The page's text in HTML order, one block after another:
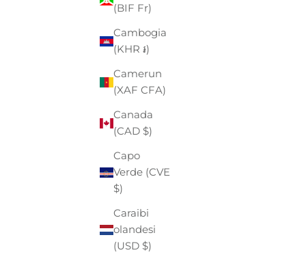
(BIF Fr)
Cambogia
(KHR ៛)
Camerun
(XAF CFA)
Canada
(CAD $)
Capo
Verde (CVE
$)
Caraibi
olandesi
(USD $)
(EUR €)
Angola
(EUR €)
Anguilla
(XCD $)
Antigua e
Barbuda
Arabia
Saudita
Argentina
(EUR €)